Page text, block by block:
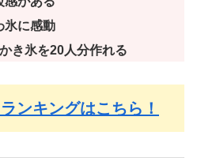
氷に感動
き氷を20人分作れる
ンキングはこちら！